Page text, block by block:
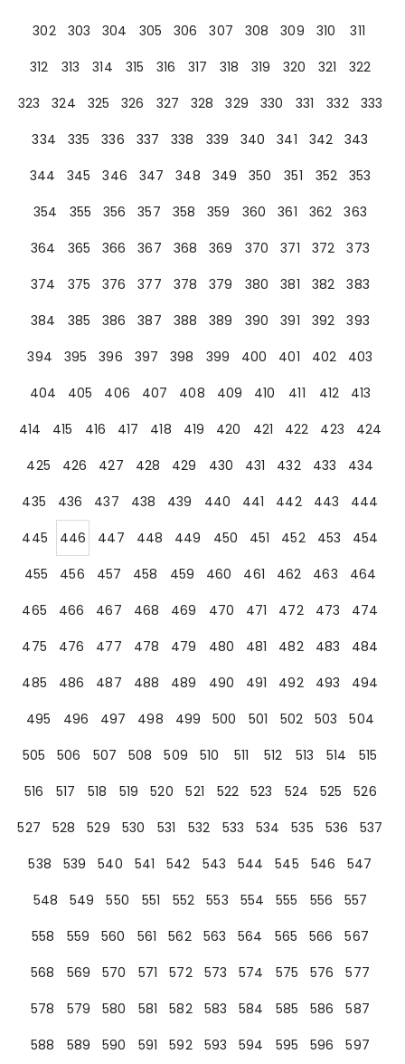
302
303 304 305 306 307 308 309 310
311
312
313 314 315 316 317 318 319 320 321
322
323
324 325 326 327 328 329 330 331 332
333
334
335 336 337 338 339 340 341 342
343
344
345 346 347 348 349 350 351 352
353
354
355 356 357 358 359 360 361 362
363
364
365 366 367 368 369 370 371 372
373
374
375 376 377 378 379 380 381 382
383
384
385 386 387 388 389 390 391 392
393
394
395 396 397 398 399 400 401 402
403
404
405 406 407 408 409 410 411 412
413
414
415 416 417 418 419 420 421 422 423
424
425
426 427 428 429 430 431 432 433
434
435
436 437 438 439 440 441 442 443
444
445
446 447 448 449 450 451 452 453
454
455
456 457 458 459 460 461 462 463
464
465
466 467 468 469 470 471 472 473
474
475
476 477 478 479 480 481 482 483
484
485
486 487 488 489 490 491 492 493
494
495
496 497 498 499 500 501 502 503
504
505
506 507 508 509 510 511 512 513 514
515
516
517 518 519 520 521 522 523 524 525
526
527
528 529 530 531 532 533 534 535 536
537
538
539 540 541 542 543 544 545 546
547
548
549 550 551 552 553 554 555 556
557
558
559 560 561 562 563 564 565 566
567
568
569 570 571 572 573 574 575 576
577
578
579 580 581 582 583 584 585 586
587
588
589 590 591 592 593 594 595 596
597